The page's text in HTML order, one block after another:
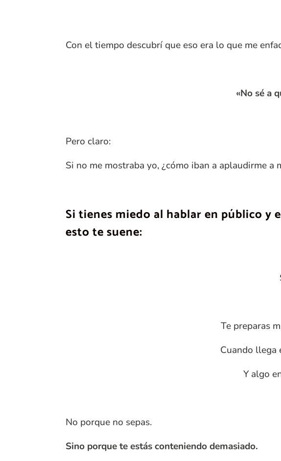
Con el tiempo descubrí que eso era lo que me
«No sé a
Pero claro:
Si no me mostraba yo, ¿cómo iban a aplaudirme a
Si tienes miedo al hablar en público y
esto te suene:
Te preparas
Cuando llega
Y algo
No porque no sepas.
Sino porque te estás conteniendo demasiado.